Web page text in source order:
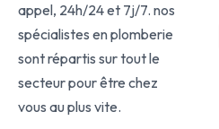
appel, 24h/24 et 7j/7. nos
spécialistes en plomberie
sont répartis sur tout le
secteur pour être chez
vous au plus vite.